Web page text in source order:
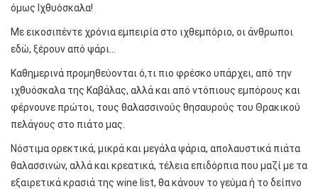
όμως Ιχθυόσκαλα!
Με εικοσιπέντε χρόνια εμπειρία στο ιχθεμπόριο, οι άνθρωποι
εδώ, ξέρουν από ψάρι…
Καθημερινά προμηθεύονται ό,τι πιο φρέσκο υπάρχει, από την
ιχθυόσκαλα της Καβάλας, αλλά και από ντόπιους εμπόρους και
φέρνουνε πρώτοι, τους θαλασσινούς θησαυρούς του Θρακικού
πελάγους στο πιάτο μας.
Νόστιμα ορεκτικά, μικρά και μεγάλα ψάρια, απολαυστικά πιάτα
θαλασσινών, αλλά και κρεατικά, τέλεια επιδόρπια που μαζί με τα
εξαιρετικά κρασιά της wine list, θα κάνουν το γεύμα ή το δείπνο